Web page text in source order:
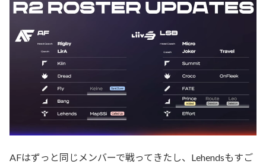
AFはずっと同じメンバーで戦ってきたし、Lehendsもすご